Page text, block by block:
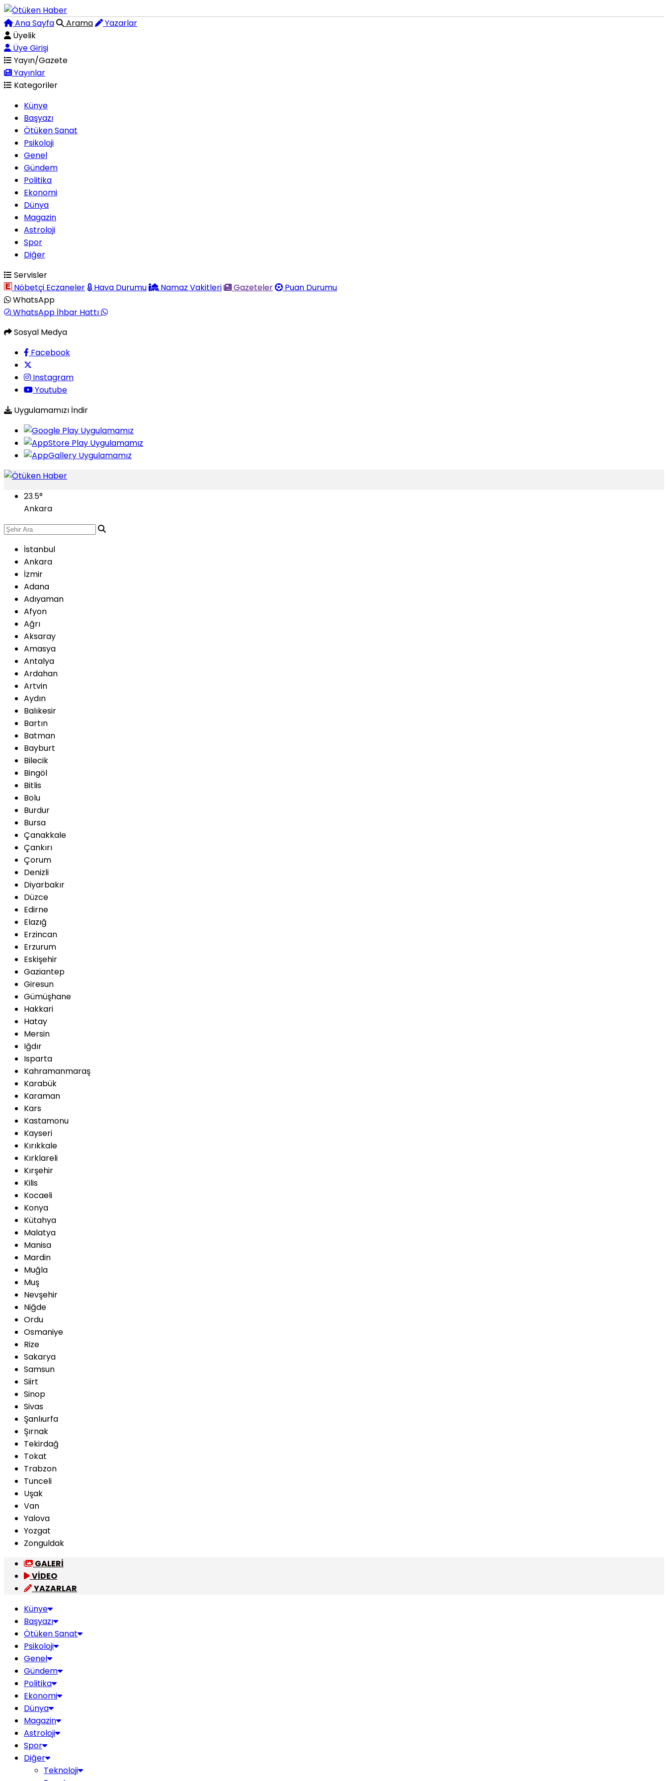
Ana Sayfa Arama
Yazarlar
Üyelik
Üye Girişi
Yayın/Gazete
Yayınlar
Kategoriler
Künye
Başyazı
Ötüken Sanat
Psikoloji
Genel
Gündem
Politika
Ekonomi
Dünya
Magazin
Astroloji
Spor
Diğer
Servisler
Nöbetçi Eczaneler
Hava Durumu Namaz Vakitleri Gazeteler
Puan Durumu
WhatsApp
WhatsApp İhbar Hattı
Sosyal Medya
Facebook
Instagram
Youtube
Uygulamamızı İndir
23.5°
Ankara
İstanbul
Ankara
İzmir
Adana
Adıyaman
Afyon
Ağrı
Aksaray
Amasya
Antalya
Ardahan
Artvin
Aydın
Balıkesir
Bartın
Batman
Bayburt
Bilecik
Bingöl
Bitlis
Bolu
Burdur
Bursa
Çanakkale
Çankırı
Çorum
Denizli
Diyarbakır
Düzce
Edirne
Elazığ
Erzincan
Erzurum
Eskişehir
Gaziantep
Giresun
Gümüşhane
Hakkari
Hatay
Mersin
Iğdır
Isparta
Kahramanmaraş
Karabük
Karaman
Kars
Kastamonu
Kayseri
Kırıkkale
Kırklareli
Kırşehir
Kilis
Kocaeli
Konya
Kütahya
Malatya
Manisa
Mardin
Muğla
Muş
Nevşehir
Niğde
Ordu
Osmaniye
Rize
Sakarya
Samsun
Siirt
Sinop
Sivas
Şanlıurfa
Şırnak
Tekirdağ
Tokat
Trabzon
Tunceli
Uşak
Van
Yalova
Yozgat
Zonguldak
GALERİ
VİDEO
YAZARLAR
Künye
Başyazı
Ötüken Sanat
Psikoloji
Genel
Gündem
Politika
Ekonomi
Dünya
Magazin
Astroloji
Spor
Diğer
Teknoloji